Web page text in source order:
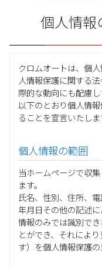
個人情報
クロムオートは、個
人情報保護に関する
際的な動向にも配慮
以下のとおり個人情
ることを宣言いたしま
個人情報の範囲
当ホームページで収
ます。
氏名、性別、住所、
年月日その他の記述
情報のみでは識別で
とができ、それによ
す）を個人情報保護の